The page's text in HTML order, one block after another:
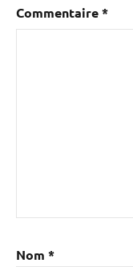
Commentaire*
Nom *